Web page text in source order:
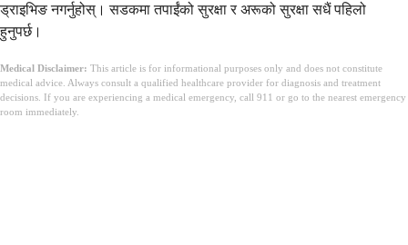
ड्राइभिङ नगर्नुहोस्। सडकमा तपाईंको सुरक्षा र अरूको सुरक्षा सधैं पहिलो
हुनुपर्छ।
Medical Disclaimer: This article is for informational purposes only and does not constitute
medical advice. Always consult a qualified healthcare provider for diagnosis and treatment
decisions. If you are experiencing a medical emergency, call 911 or go to the nearest emergency
room immediately.